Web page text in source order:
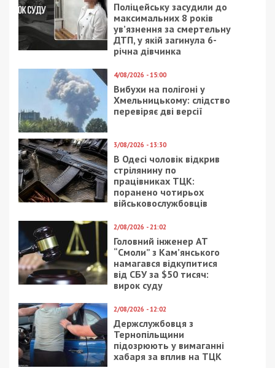
Поліцейську засудили до
максимальних 8 років
ув’язнення за смертельну
ДТП, у якій загинула 6-
річна дівчинка
4/08/2026 - 15:00
Вибухи на полігоні у
Хмельницькому: слідство
перевіряє дві версії
3/08/2026 - 13:30
В Одесі чоловік відкрив
стрілянину по
працівниках ТЦК:
поранено чотирьох
військовослужбовців
2/08/2026 - 21:02
Головний інженер АТ
“Смоли” з Кам’янського
намагався відкупитися
від СБУ за $50 тисяч:
вирок суду
2/08/2026 - 12:02
Держслужбовця з
Тернопільщини
підозрюють у вимаганні
хабаря за вплив на ТЦК